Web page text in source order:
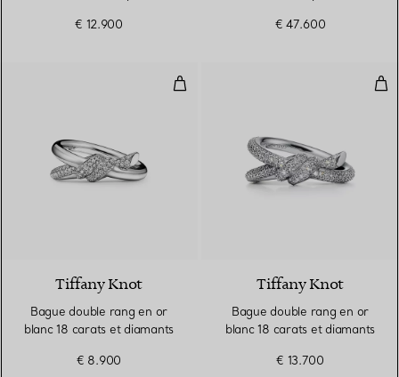
€ 12.900
€ 47.600
Bague double rang en or blanc
Tiffany Knot
Bague double rang en or
blanc 18 carats et diamants
€ 8.900
Tiffany Knot
Bague double rang en or
blanc 18 carats et diamants
€ 13.700